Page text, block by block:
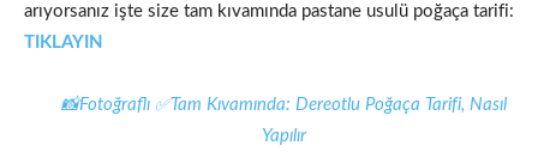
arıyorsanız işte size tam kıvamında pastane usulü poğaça tarifi:
TIKLAYIN
📸Fotoğraflı ✅Tam Kıvamında: Dereotlu Poğaça Tarifi, Nasıl
Yapılır